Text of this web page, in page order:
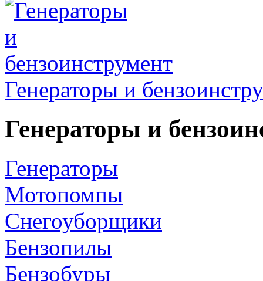
Генераторы и
Генераторы и
Генераторы
Мотопомпы
Снегоуборщики
Бензопилы
Бензобуры